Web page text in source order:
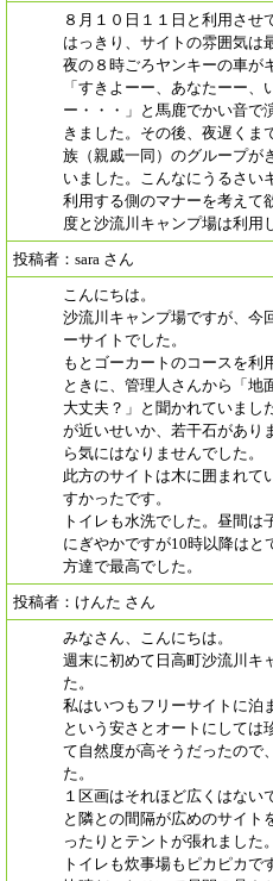
８月１０日１１日と利用させ
はっきり、サイトの雰囲気は
夜の８時ごろヤンキーの車が
「すきよーー、あなたーー
ー・・・」と馬鹿でかい音で
きました。その後、夜遅くま
族（親戚一同）のグループが
いました。こんなにうるさい
利用する側のマナーを考えて
度と沙流川キャンプ場は利用
投稿者：sara さん
こんにちは。
沙流川キャンプ場ですが、今
ーサイトでした。
もとゴーカートのコースを利
ときに、管理人さんから「地
大丈夫？」と聞かれていまし
が近いせいか、若干石があり
ら気にはなりませんでした。
此方のサイトは木に囲まれて
すかったです。
トイレも水洗でした。昼間は
にぎやかですが10時以降はと
方達で最高でした。
投稿者：けんた さん
みなさん、こんにちは。
週末に初めて日高町沙流川キ
た。
私はいつもフリーサイトに泊
という安さとオートにしては
て自然度が高そうだったので
た。
１区画はそれほど広くはない
と隣との間隔が広めのサイト
ったりとテントが張れました。
トイレも炊事場もピカピカで